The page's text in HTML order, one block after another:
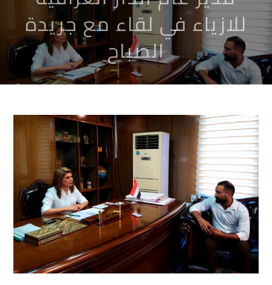
للازياء في لقاء مع جريدة
الصباح